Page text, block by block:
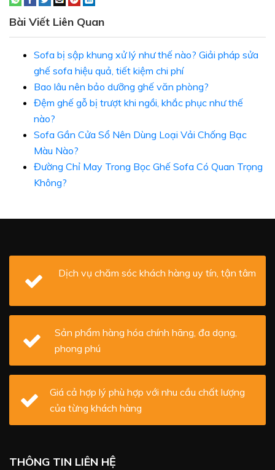
Bài Viết Liên Quan
Sofa bị sập khung xử lý như thế nào? Giải pháp sửa
ghế sofa hiệu quả, tiết kiệm chi phí
Bao lâu nên bảo dưỡng ghế văn phòng?
Đệm ghế gỗ bị trượt khi ngồi, khắc phục như thế
nào?
Sofa Gần Cửa Sổ Nên Dùng Loại Vải Chống Bạc
Màu Nào?
Đường Chỉ May Trong Bọc Ghế Sofa Có Quan Trọng
Không?
Dịch vụ chăm sóc khách hàng uy tín, tận tâm
Sản phẩm hàng hóa chính hãng, đa dạng,
phong phú
Giá cả hợp lý phù hợp với nhu cầu chất lượng
của từng khách hàng
THÔNG TIN LIÊN HỆ